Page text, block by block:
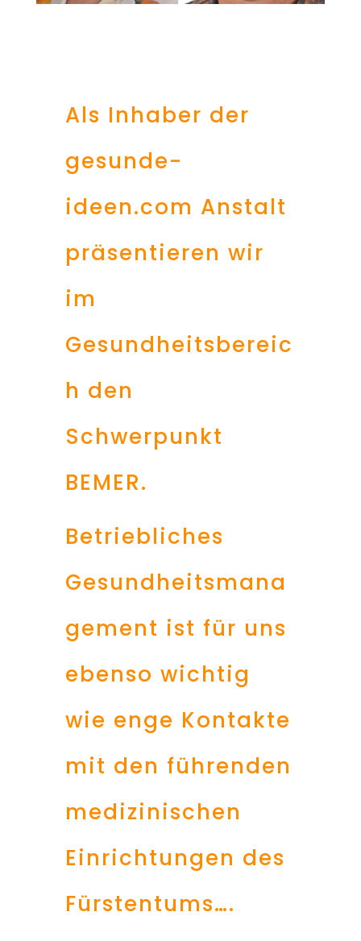
Als Inhaber der
gesunde-
ideen.com Anstalt
präsentieren wir
im
Gesundheitsbereic
h den
Schwerpunkt
BEMER.
Betriebliches
Gesundheitsmana
gement ist für uns
ebenso wichtig
wie enge Kontakte
mit den führenden
medizinischen
Einrichtungen des
Fürstentums….